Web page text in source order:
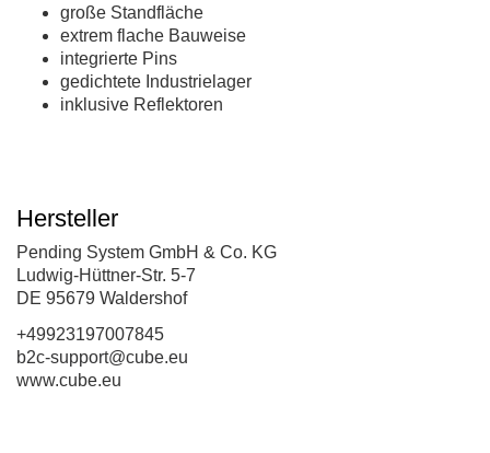
große Standfläche
extrem flache Bauweise
integrierte Pins
gedichtete Industrielager
inklusive Reflektoren
Hersteller
Pending System GmbH & Co. KG
Ludwig-Hüttner-Str. 5-7
DE 95679 Waldershof
+49923197007845
b2c-support@cube.eu
www.cube.eu